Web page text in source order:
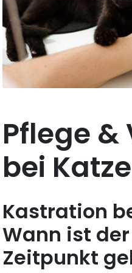
Pflege &
bei
Kastration
Wann ist
Zeitpunkt